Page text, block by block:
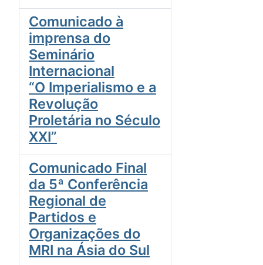
Comunicado à
imprensa do
Seminário
Internacional
“O Imperialismo e a
Revolução
Proletária no Século
XXI”
Comunicado Final
da 5ª Conferência
Regional de
Partidos e
Organizações do
MRI na Ásia do Sul